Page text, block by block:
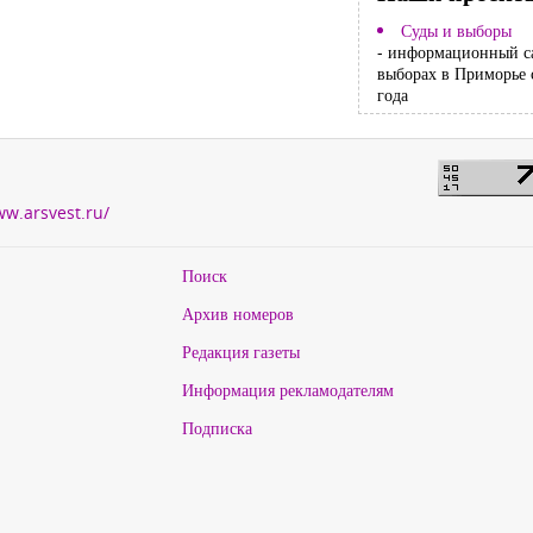
Суды и выборы
- информационный
выборах в Приморье
года
Поиск
Архив номеров
Редакция газеты
Информация рекламодателям
Подписка